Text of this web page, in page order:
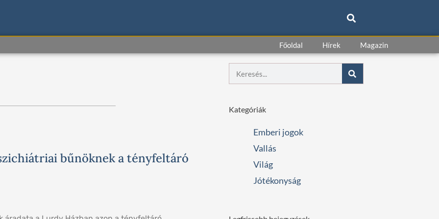
Főoldal Hírek Magazin
bűnöknek a tényfeltáró
Keresés
Kategóriák
Emberi jogok
Vallás
Világ
Jótékonyság